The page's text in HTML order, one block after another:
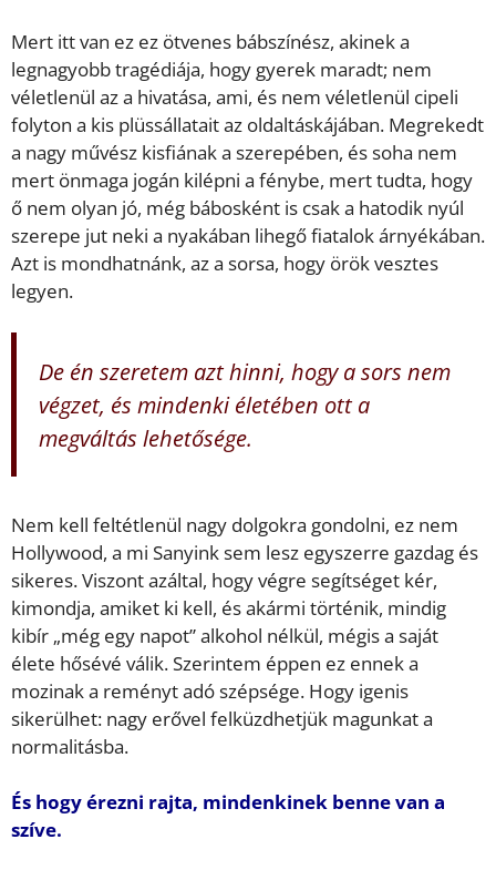
Mert itt van ez ez ötvenes bábszínész, akinek a
legnagyobb tragédiája, hogy gyerek maradt; nem
véletlenül az a hivatása, ami, és nem véletlenül cipeli
folyton a kis plüssállatait az oldaltáskájában. Megrekedt
a nagy művész kisfiának a szerepében, és soha nem
mert önmaga jogán kilépni a fénybe, mert tudta, hogy
ő nem olyan jó, még bábosként is csak a hatodik nyúl
szerepe jut neki a nyakában lihegő fiatalok árnyékában.
Azt is mondhatnánk, az a sorsa, hogy örök vesztes
legyen.
De én szeretem azt hinni, hogy a sors nem
végzet, és mindenki életében ott a
megváltás lehetősége.
Nem kell feltétlenül nagy dolgokra gondolni, ez nem
Hollywood, a mi Sanyink sem lesz egyszerre gazdag és
sikeres. Viszont azáltal, hogy végre segítséget kér,
kimondja, amiket ki kell, és akármi történik, mindig
kibír „még egy napot” alkohol nélkül, mégis a saját
élete hősévé válik. Szerintem éppen ez ennek a
mozinak a reményt adó szépsége. Hogy igenis
sikerülhet: nagy erővel felküzdhetjük magunkat a
normalitásba.
És hogy érezni rajta, mindenkinek benne van a
szíve.